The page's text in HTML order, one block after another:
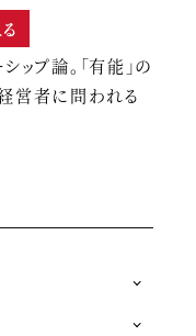
プ論。「有能」の
営者に問われる